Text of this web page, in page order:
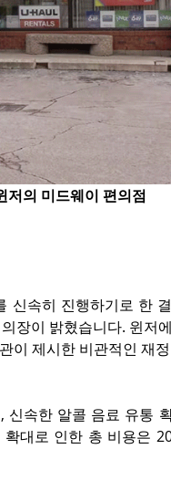
저의 미드웨이 편의점
신속히 진행하기로 한
장이 밝혔습니다. 윈저
이 제시한 비관적인 재
신속한 알콜 음료 유통
대로 인한 총 비용은